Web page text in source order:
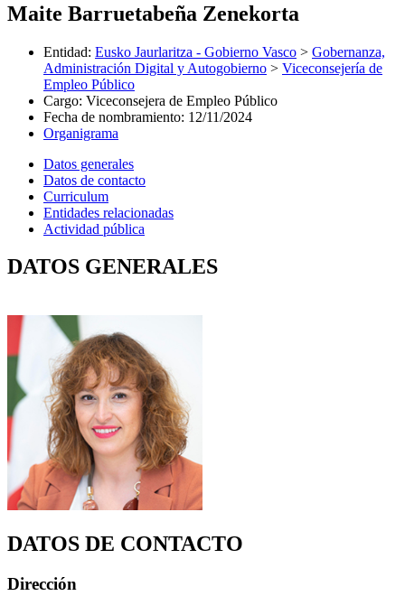
Maite Barruetabeña Zenekorta
Entidad: Eusko Jaurlaritza - Gobierno Vasco > Gobernanza,
Administración Digital y Autogobierno > Viceconsejería de
Empleo Público
Cargo: Viceconsejera de Empleo Público
Fecha de nombramiento: 12/11/2024
Organigrama
Datos generales
Datos de contacto
Curriculum
Entidades relacionadas
Actividad pública
DATOS GENERALES
DATOS DE CONTACTO
Dirección